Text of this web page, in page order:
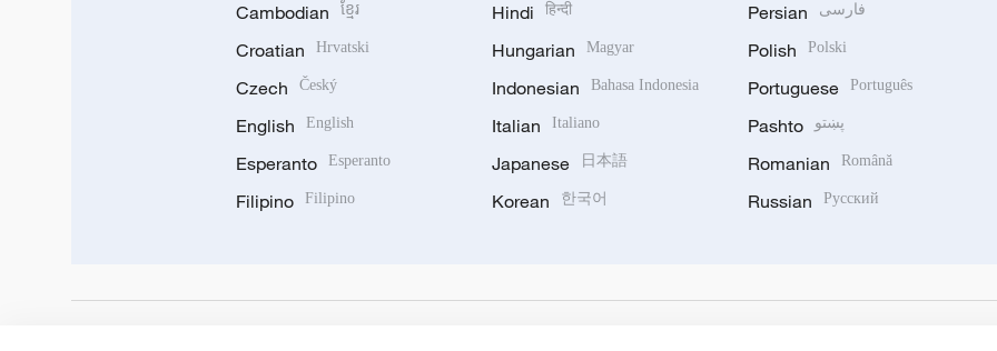
Cambodian ខ្មែរ
Croatian Hrvatski
Czech Český
English English
Esperanto Esperanto
Filipino Filipino
Hindi हिन्दी
Hungarian Magyar
Indonesian Bahasa Indonesia
Italian Italiano
Japanese 日本語
Korean 한국어
Persian فارسی
Polish Polski
Portuguese Português
Pashto پښتو
Romanian Română
Russian Русский